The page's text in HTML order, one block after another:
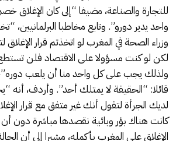
للتجارة والصناعة، مضيفا “إلى كان الإغلاق
واحد يدير دورو”. وتابع مخاطبا البرلمانيين،
وزراء الصحة في المغرب لو اتخذتم قرار
لكن لو كنت مسؤولا على الاقتصاد فلن تستطع
ولذلك يجب على كل واحد منا أن يلعب
قائلا: “الحقيقة لا يمتلك أحد”. وأردف، أنه
لديك الجرأة لتقول أنك غير متفق مع قرار
كانت هناك بؤر وبائية نقصدها مباشرة دون
الإغلاق على المغرب بأكمله، مشيرا إلى أن الحالة